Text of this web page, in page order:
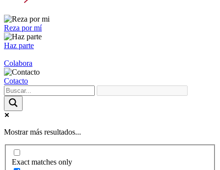
Reza por mí
Haz parte
Colabora
Cotacto
Mostrar más resultados...
Exact matches only